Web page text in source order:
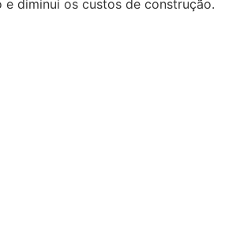
e diminui os custos de construção.